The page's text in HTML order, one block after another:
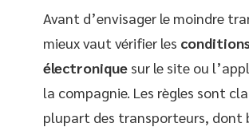
Avant d’envisager le moindre
mieux vaut vérifier les
électronique sur le site ou
la compagnie. Les règles sont
plupart des transporteurs, dont